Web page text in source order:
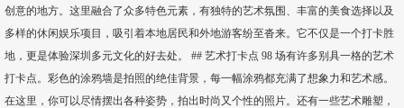
创意的地方。这里融合了众多特色元素，有独特的艺术氛围、丰富的美食选择以及
多样的休闲娱乐项目，吸引着本地居民和外地游客纷至沓来。它不仅是一个打卡胜
地，更是体验深圳多元文化的好去处。 ## 艺术打卡点 98 场有许多别具一格的艺术
打卡点。彩色的涂鸦墙是拍照的绝佳背景，每一幅涂鸦都充满了想象力和艺术感。
在这里，你可以尽情摆出各种姿势，拍出时尚又个性的照片。还有一些艺术雕塑，